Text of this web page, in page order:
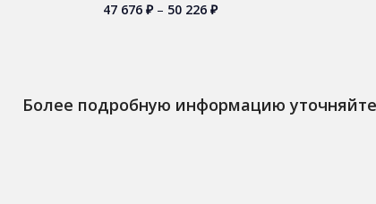
47 676₽ – 50 226₽
Более подробную информацию